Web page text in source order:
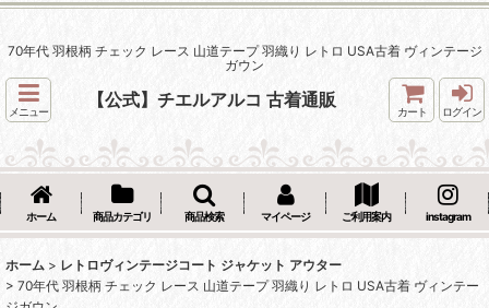
70年代 羽根柄 チェック レース 山道テープ 羽織り レトロ USA古着 ヴィンテージ
ガウン
メニュー
【公式】チエルアルコ 古着通販
カート ログイン
ホーム 商品カテゴリ 商品検索 マイページ ご利用案内 instagram
ホーム > レトロヴィンテージコート ジャケット アウター
> 70年代 羽根柄 チェック レース 山道テープ 羽織り レトロ USA古着 ヴィンテー